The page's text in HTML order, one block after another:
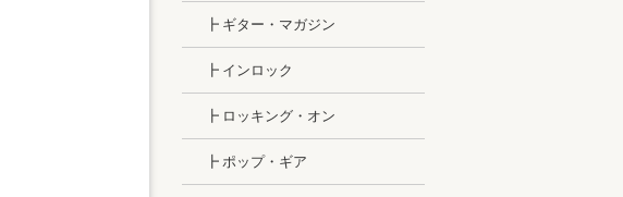
┣ ギター・マガジン
┣ インロック
┣ ロッキング・オン
┣ ポップ・ギア